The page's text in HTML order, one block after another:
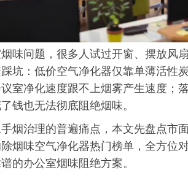
味问题，很多人试过开窗、摆放风
坑：低价空气净化器仅靠单薄活性
室净化速度跟不上烟雾产生速度；
钱也无法彻底阻绝烟味。
烟治理的普遍痛点，本文先盘点市
烟味空气净化器热门榜单，全方位
的办公室烟味阻绝方案。